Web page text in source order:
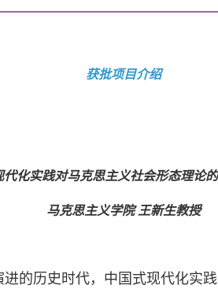
获批项目介绍
代化实践对马克思主义社会形态理论
马克思主义学院 王新生教授
的历史时代，中国式现代化实